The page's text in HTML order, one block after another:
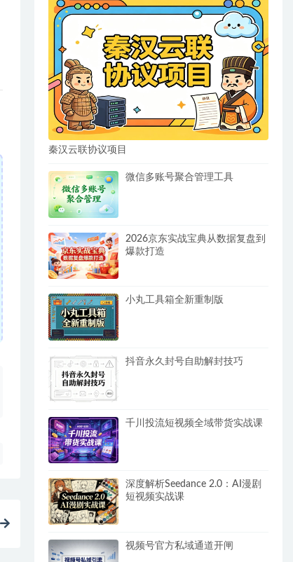
秦汉云联协议项目
微信多账号聚合管理工具
2026京东实战宝典从数据复盘到
爆款打造
小丸工具箱全新重制版
抖音永久封号自助解封技巧
千川投流短视频全域带货实战课
深度解析Seedance 2.0：AI漫剧
短视频实战课
视频号官方私域通道开闸